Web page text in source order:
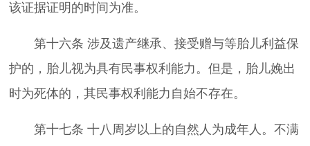
该证据证明的时间为准。
第十六条 涉及遗产继承、接受赠与等胎儿利益保
护的，胎儿视为具有民事权利能力。但是，胎儿娩出
时为死体的，其民事权利能力自始不存在。
第十七条 十八周岁以上的自然人为成年人。不满